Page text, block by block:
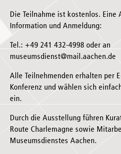
Die Teilnahme ist kostenlos.
Information und Anmeldung:
Tel.: +49 241 432-4998 oder an
museumsdienst@mail.aachen.de
Alle Teilnehmenden erhalten per
Konferenz und wählen sich
ein.
Durch die Ausstellung führen
Route Charlemagne sowie
Museumsdienstes Aachen.